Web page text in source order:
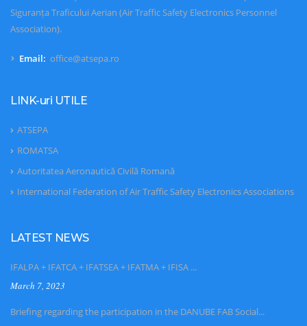
Siguranța Traficului Aerian (Air Traffic Safety Electronics Personnel
Association).
Email: office@atsepa.ro
LINK-uri UTILE
ATSEPA
ROMATSA
Autoritatea Aeronautică Civilă Romană
International Federation of Air Traffic Safety Electronics Associations
LATEST NEWS
IFALPA + IFATCA + IFATSEA + IFATMA + IFISA ...
March 7, 2023
Briefing regarding the participation in the DANUBE FAB Social...